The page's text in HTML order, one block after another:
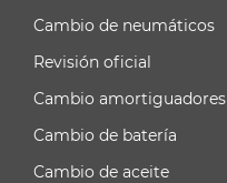
Cambio de neumáticos
Revisión oficial
Cambio amortiguadores
Cambio de batería
Cambio de aceite